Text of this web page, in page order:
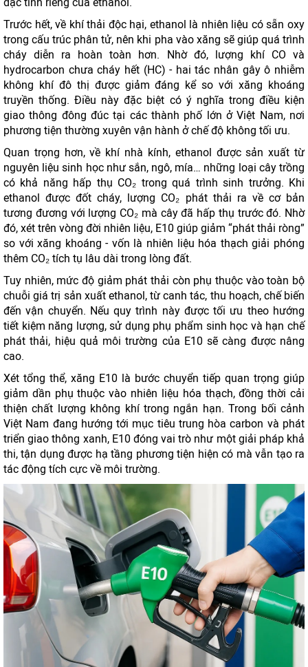
Trước hết, về khí thải độc hại, ethanol là nhiên liệu có sẵn oxy
trong cấu trúc phân tử, nên khi pha vào xăng sẽ giúp quá trình
cháy diễn ra hoàn toàn hơn. Nhờ đó, lượng khí CO và
hydrocarbon chưa cháy hết (HC) - hai tác nhân gây ô nhiễm
không khí đô thị được giảm đáng kể so với xăng khoáng
truyền thống. Điều này đặc biệt có ý nghĩa trong điều kiện
giao thông đông đúc tại các thành phố lớn ở Việt Nam, nơi
phương tiện thường xuyên vận hành ở chế độ không tối ưu.
Quan trọng hơn, về khí nhà kính, ethanol được sản xuất từ
nguyên liệu sinh học như sắn, ngô, mía… những loại cây trồng
có khả năng hấp thụ CO₂ trong quá trình sinh trưởng. Khi
ethanol được đốt cháy, lượng CO₂ phát thải ra về cơ bản
tương đương với lượng CO₂ mà cây đã hấp thụ trước đó. Nhờ
đó, xét trên vòng đời nhiên liệu, E10 giúp giảm “phát thải ròng”
so với xăng khoáng - vốn là nhiên liệu hóa thạch giải phóng
thêm CO₂ tích tụ lâu dài trong lòng đất.
Tuy nhiên, mức độ giảm phát thải còn phụ thuộc vào toàn bộ
chuỗi giá trị sản xuất ethanol, từ canh tác, thu hoạch, chế biến
đến vận chuyển. Nếu quy trình này được tối ưu theo hướng
tiết kiệm năng lượng, sử dụng phụ phẩm sinh học và hạn chế
phát thải, hiệu quả môi trường của E10 sẽ càng được nâng
cao.
Xét tổng thể, xăng E10 là bước chuyển tiếp quan trọng giúp
giảm dần phụ thuộc vào nhiên liệu hóa thạch, đồng thời cải
thiện chất lượng không khí trong ngắn hạn. Trong bối cảnh
Việt Nam đang hướng tới mục tiêu trung hòa carbon và phát
triển giao thông xanh, E10 đóng vai trò như một giải pháp khả
thi, tận dụng được hạ tầng phương tiện hiện có mà vẫn tạo ra
tác động tích cực về môi trường.